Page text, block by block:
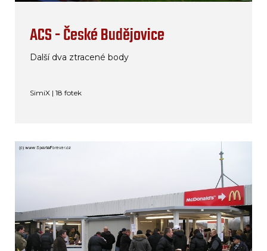
ACS - České Budějovice
Další dva ztracené body
SimiX | 18 fotek